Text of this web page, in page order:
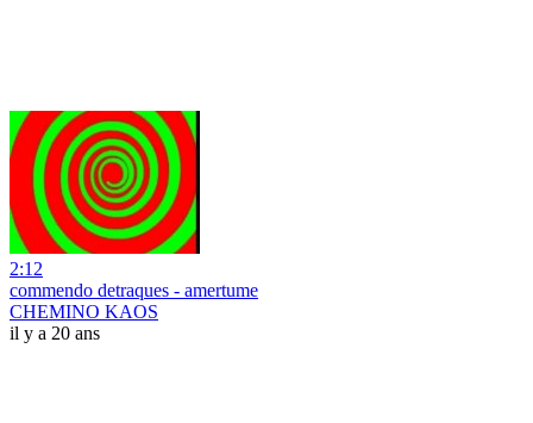
2:12
commendo detraques - amertume
CHEMINO KAOS
il y a 20 ans